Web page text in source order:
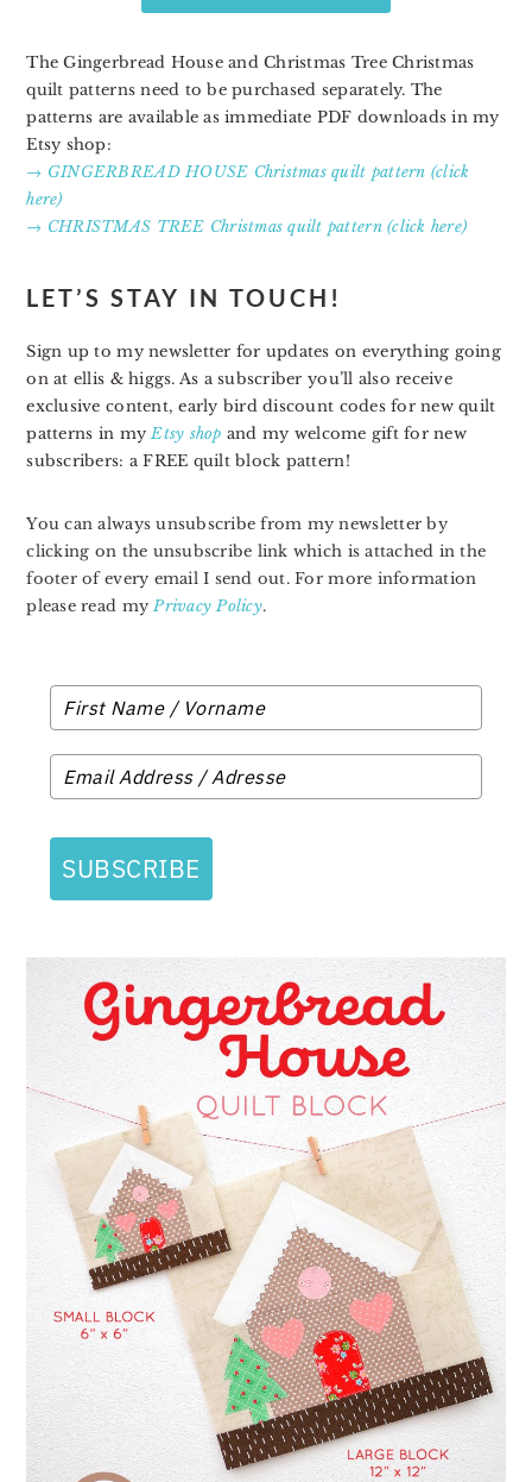
The Gingerbread House and Christmas Tree Christmas
quilt patterns need to be purchased separately. The
patterns are available as immediate PDF downloads in my
Etsy shop:
→ GINGERBREAD HOUSE Christmas quilt pattern (click
here)
→ CHRISTMAS TREE Christmas quilt pattern (click here)
LET’S STAY IN TOUCH!
Sign up to my newsletter for updates on everything going
on at ellis & higgs. As a subscriber you’ll also receive
exclusive content, early bird discount codes for new quilt
patterns in myEtsy shop and my welcome gift for new
subscribers: a FREE quilt block pattern!
You can always unsubscribe from my newsletter by
clicking on the unsubscribe link which is attached in the
footer of every email I send out. For more information
please read myPrivacy Policy.
SUBSCRIBE